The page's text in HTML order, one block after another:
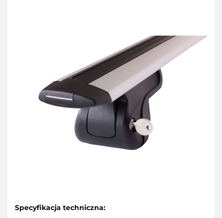
Specyfikacja techniczna: